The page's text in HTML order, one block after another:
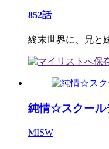
852話
終末世界に、兄と
純情☆スクール
MISW